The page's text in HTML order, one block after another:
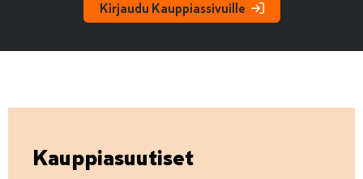
Kirjaudu Kauppiassivuille
Kauppiasuutiset